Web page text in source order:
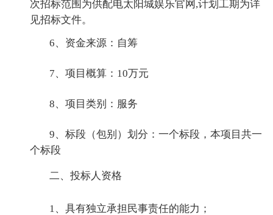
次招标范围为供配电太阳城娱乐官网,计划工期为详
见招标文件。
6、资金来源：自筹
7、项目概算：10万元
8、项目类别：服务
9、标段（包别）划分：一个标段，本项目共一
个标段
二、投标人资格
1、具有独立承担民事责任的能力；